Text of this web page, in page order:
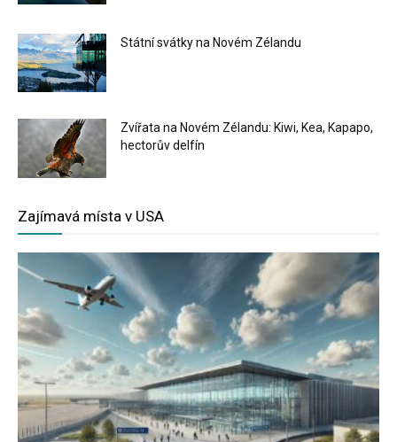
Státní svátky na Novém Zélandu
Zvířata na Novém Zélandu: Kiwi, Kea, Kapapo,
hectorův delfín
Zajímavá místa v USA